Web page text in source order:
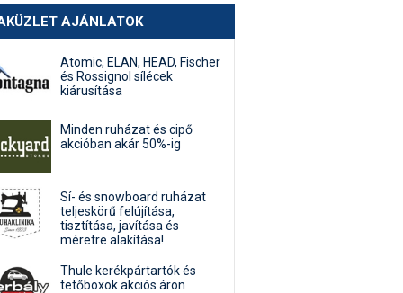
AJÁNLATOK
Atomic, ELAN, HEAD, Fischer
és Rossignol sílécek
kiárusítása
Minden ruházat és cipő
akcióban akár 50%-ig
Sí- és snowboard ruházat
teljeskörű felújítása,
tisztítása, javítása és
méretre alakítása!
Thule kerékpártartók és
tetőboxok akciós áron